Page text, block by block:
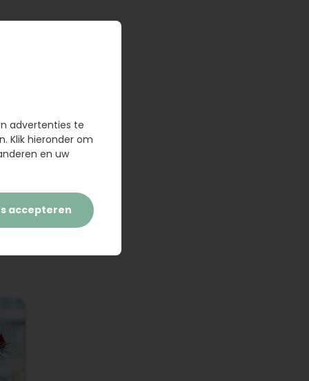
advertenties te
Klik hieronder om
en uw
accepteren